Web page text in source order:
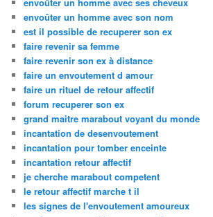
envoûter un homme avec son nom
est il possible de recuperer son ex
faire revenir sa femme
faire revenir son ex à distance
faire un envoutement d amour
faire un rituel de retour affectif
forum recuperer son ex
grand maitre marabout voyant du monde
incantation de desenvoutement
incantation pour tomber enceinte
incantation retour affectif
je cherche marabout competent
le retour affectif marche t il
les signes de l'envoutement amoureux